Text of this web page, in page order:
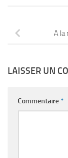
A la
LAISSER UN
Commentaire*